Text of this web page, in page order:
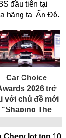
đầu tiên tại
hãng tại Ấn Độ.
Car Choice
2026 trở
với chủ đề mới
"Shaping The
chuẩn mực
Chery lọt top 10